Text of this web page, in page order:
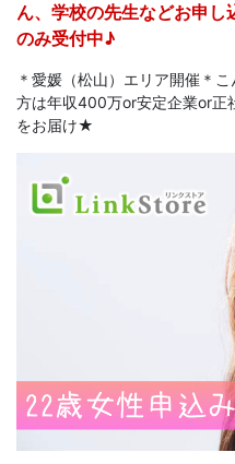
ん、学校の先生などお申
のみ受付中♪
＊愛媛（松山）エリア開催＊
方は年収400万or安定企業or正
をお届け★